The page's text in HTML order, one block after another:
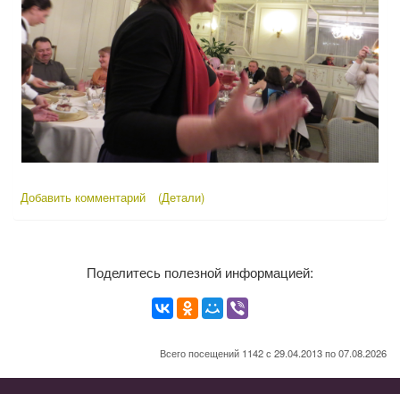
Добавить комментарий (Детали)
Поделитесь полезной информацией:
Всего посещений 1142 с 29.04.2013 по 07.08.2026